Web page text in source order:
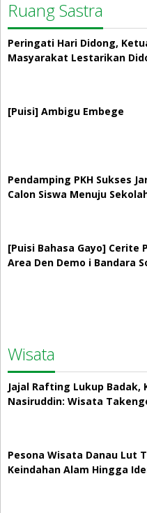
Ruang Sastra
Peringati Hari Didong,
Masyarakat Lestarikan
[Puisi] Ambigu Embege
Pendamping PKH Sukses
Calon Siswa Menuju
[Puisi Bahasa Gayo] Cerite
Area Den Demo i Bandara
Wisata
Jajal Rafting Lukup Badak,
Nasiruddin: Wisata
Pesona Wisata Danau Lut
Keindahan Alam Hingga